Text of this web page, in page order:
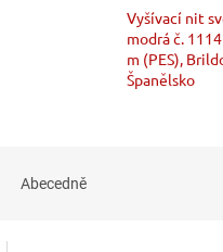
Vyšívací nit
modrá č.
m (PES),
Španělsko
Abecedně